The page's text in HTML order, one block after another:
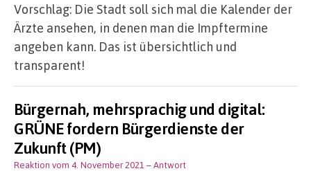
Vorschlag: Die Stadt soll sich mal die Kalender der
Ärzte ansehen, in denen man die Impftermine
angeben kann. Das ist übersichtlich und
transparent!
Bürgernah, mehrsprachig und digital:
GRÜNE fordern Bürgerdienste der
Zukunft (PM)
Reaktion vom 4. November 2021 – Antwort